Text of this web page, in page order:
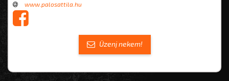
www.palosattila.hu
Üzenj nekem!